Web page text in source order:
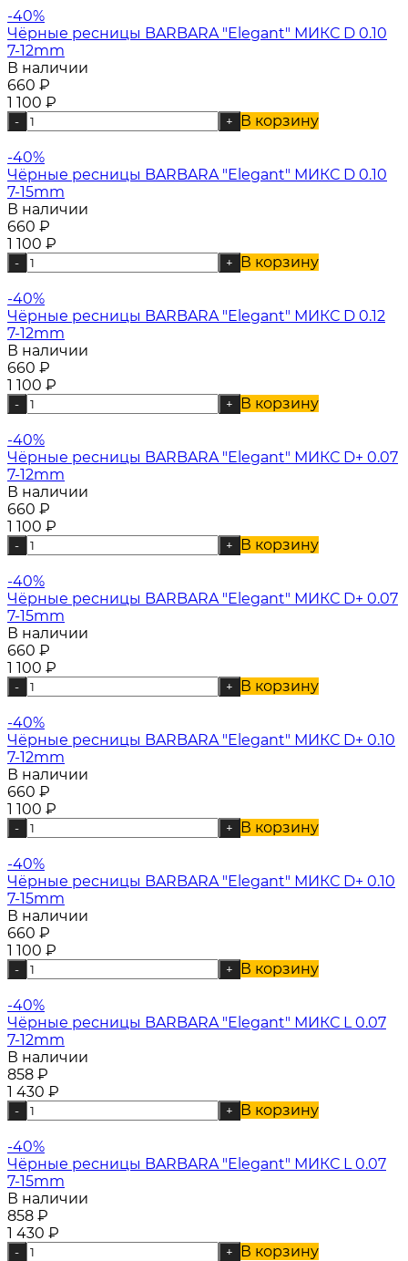
-40%
Чёрные ресницы BARBARA "Elegant" МИКС D 0.10
7-12mm
В наличии
660 ₽
1 100 ₽
- + В корзину
-40%
Чёрные ресницы BARBARA "Elegant" МИКС D 0.10
7-15mm
В наличии
660 ₽
1 100 ₽
- + В корзину
-40%
Чёрные ресницы BARBARA "Elegant" МИКС D 0.12
7-12mm
В наличии
660 ₽
1 100 ₽
- + В корзину
-40%
Чёрные ресницы BARBARA "Elegant" МИКС D+ 0.07
7-12mm
В наличии
660 ₽
1 100 ₽
- + В корзину
-40%
Чёрные ресницы BARBARA "Elegant" МИКС D+ 0.07
7-15mm
В наличии
660 ₽
1 100 ₽
- + В корзину
-40%
Чёрные ресницы BARBARA "Elegant" МИКС D+ 0.10
7-12mm
В наличии
660 ₽
1 100 ₽
- + В корзину
-40%
Чёрные ресницы BARBARA "Elegant" МИКС D+ 0.10
7-15mm
В наличии
660 ₽
1 100 ₽
- + В корзину
-40%
Чёрные ресницы BARBARA "Elegant" МИКС L 0.07
7-12mm
В наличии
858 ₽
1 430 ₽
- + В корзину
-40%
Чёрные ресницы BARBARA "Elegant" МИКС L 0.07
7-15mm
В наличии
858 ₽
1 430 ₽
- + В корзину